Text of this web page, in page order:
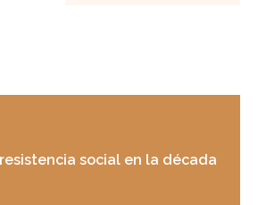
social en la década